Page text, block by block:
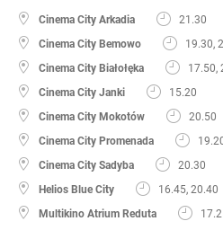
Cinema City Arkadia
21.30
Cinema City Bemowo
19.30,
Cinema City Białołęka
17.50,
Cinema City Janki
15.20
Cinema City Mokotów
20.50
Cinema City Promenada
Cinema City Sadyba
20.30
Helios Blue City
16.45, 20.40
Multikino Atrium Reduta